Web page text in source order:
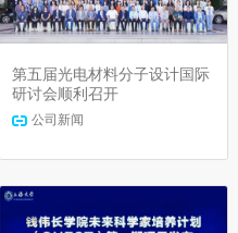
第五届光电材料分子设计国际
研讨会顺利召开
公司新闻